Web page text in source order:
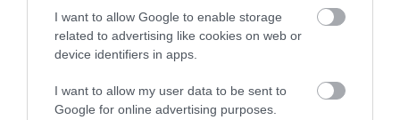
I want to allow Google to enable storage
related to advertising like cookies on web or
device identifiers in apps.
I want to allow my user data to be sent to
Google for online advertising purposes.